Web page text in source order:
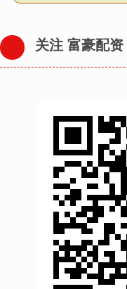
关注 富豪配资